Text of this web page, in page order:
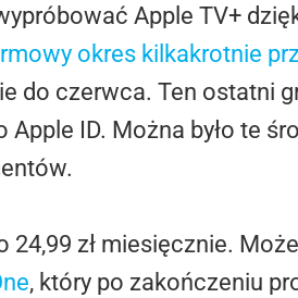
Apple TV+
okres kilkakrotnie
do czerwca. Ten ostatni
Apple ID. Można było te
24,99 zł miesięcznie.
, który po zakończeniu